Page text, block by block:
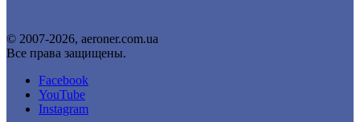
© 2007-2026, aeroner.com.ua
Все права защищены.
Facebook
YouTube
Instagram